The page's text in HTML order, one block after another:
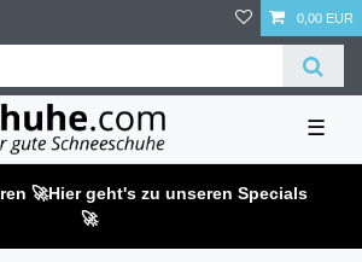
0,00 EUR
☰
🚀Hier geht's zu unseren Specials
🚀